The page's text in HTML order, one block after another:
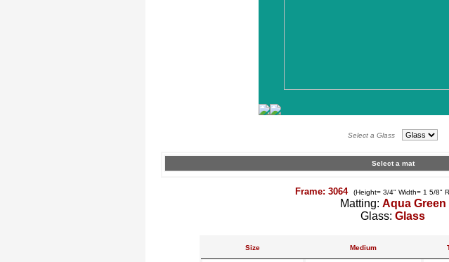
Select a Glass
Select a mat
Frame: 3064 (Height= 3/4" Width= 1 5/8"
Matting: Aqua Green
Glass: Glass
Size Medium